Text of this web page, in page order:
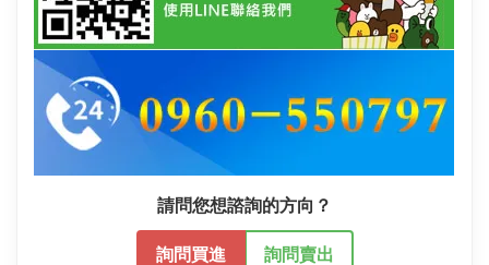
請問您想諮詢的方向？
詢問買進 詢問賣出